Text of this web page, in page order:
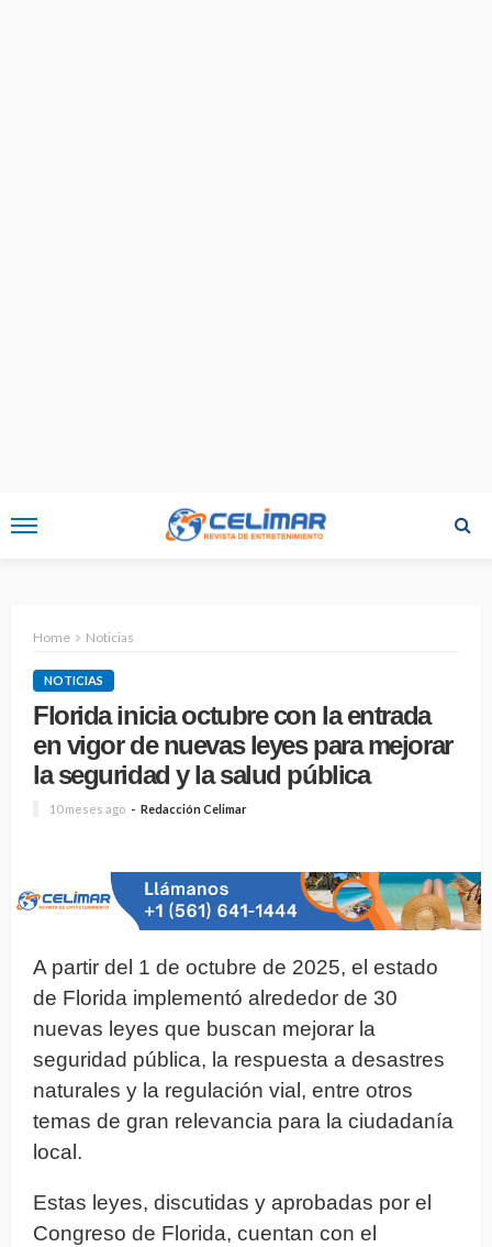
Home Noticias
NOTICIAS
Florida inicia octubre con la entrada
en vigor de nuevas leyes para mejorar
la seguridad y la salud pública
10 meses ago Redacción Celimar
A partir del 1 de octubre de 2025, el estado
de Florida implementó alrededor de 30
nuevas leyes que buscan mejorar la
seguridad pública, la respuesta a desastres
naturales y la regulación vial, entre otros
temas de gran relevancia para la ciudadanía
local.
Estas leyes, discutidas y aprobadas por el
Congreso de Florida, cuentan con el